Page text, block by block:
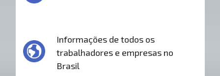
Informações de todos os
trabalhadores e empresas no
Brasil